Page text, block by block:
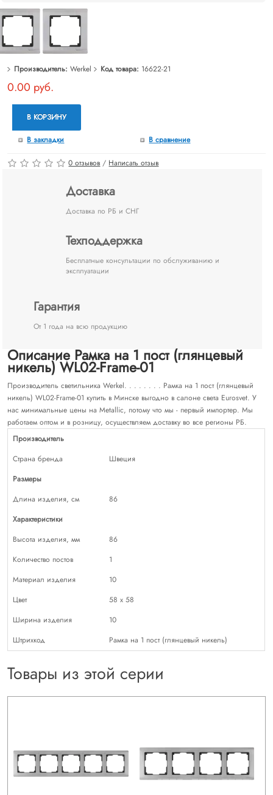
Производитель: Werkel Код товара: 16622-21
0.00 руб.
В КОРЗИНУ
В закладки В сравнение
0 отзывов / Написать отзыв
Доставка
Доставка по РБ и СНГ
Техподдержка
Бесплатные консультации по обслуживанию и
эксплуатации
Гарантия
От 1 года на всю продукцию
Описание Рамка на 1 пост (глянцевый
никель) WL02-Frame-01
Производитель светильника Werkel. . . . . . . . Рамка на 1 пост (глянцевый
никель) WL02-Frame-01 купить в Минске выгодно в салоне света Eurosvet. У
нас минимальные цены на Metallic, потому что мы - первый импортер. Мы
работаем оптом и в розницу, осуществляем доставку во все регионы РБ.
Производитель
Страна бренда
Швеция
Размеры
Длина изделия, см
86
Характеристики
Высота изделия, мм
86
Количество постов
1
Материал изделия
10
Цвет
58 х 58
Ширина изделия
10
Штрихкод
Рамка на 1 пост (глянцевый никель)
Товары из этой серии